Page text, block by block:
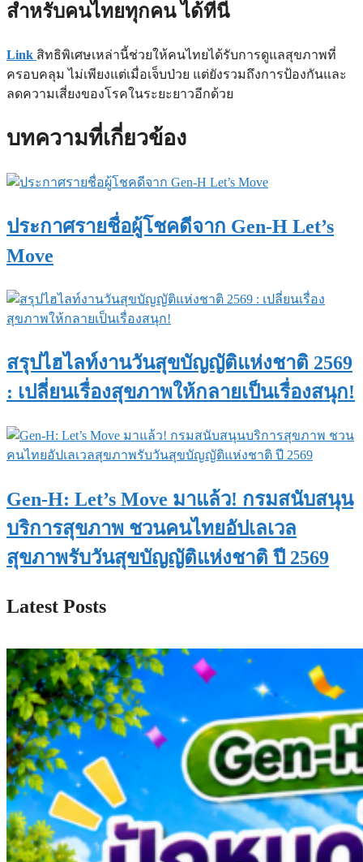
สำหรับคนไทยทุกคน ได้ที่นี่
Link สิทธิพิเศษเหล่านี้ช่วยให้คนไทยได้รับการดูแลสุขภาพที่
ครอบคลุม ไม่เพียงแต่เมื่อเจ็บป่วย แต่ยังรวมถึงการป้องกันและ
ลดความเสี่ยงของโรคในระยะยาวอีกด้วย
บทความที่เกี่ยวข้อง
ประกาศรายชื่อผู้โชคดีจาก Gen-H Let’s
Move
สรุปไฮไลท์งานวันสุขบัญญัติแห่งชาติ 2569
: เปลี่ยนเรื่องสุขภาพให้กลายเป็นเรื่องสนุก!
Gen-H: Let’s Move มาแล้ว! กรมสนับสนุน
บริการสุขภาพ ชวนคนไทยอัปเลเวล
สุขภาพรับวันสุขบัญญัติแห่งชาติ ปี 2569
Latest Posts